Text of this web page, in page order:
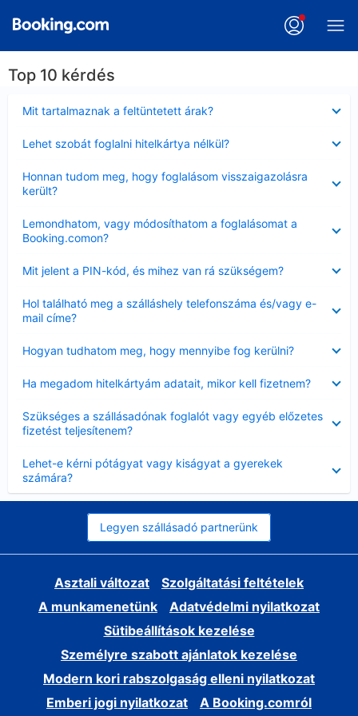
Top 10 kérdés
Mit tartalmaznak a feltüntetett árak?
Lehet szobát foglalni hitelkártya nélkül?
Honnan tudom meg, hogy foglalásom visszaigazolásra
került?
Lemondhatom, vagy módosíthatom a foglalásomat a
Booking.comon?
Mit jelent a PIN-kód, és mihez van rá szükségem?
Hol található meg a szálláshely telefonszáma és/vagy e-
mail címe?
Hogyan tudhatom meg, hogy mennyibe fog kerülni?
Ha megadom hitelkártyám adatait, mikor kell fizetnem?
Szükséges a szállásadónak foglalót vagy egyéb előzetes
fizetést teljesítenem?
Lehet-e kérni pótágyat vagy kiságyat a gyerekek
számára?
Legyen szállásadó partnerünk
Asztali változat
Szolgáltatási feltételek
A munkamenetünk
Adatvédelmi nyilatkozat
Sütibeállítások kezelése
Személyre szabott ajánlatok kezelése
Modern kori rabszolgaság elleni nyilatkozat
Emberi jogi nyilatkozat
A Booking.comról